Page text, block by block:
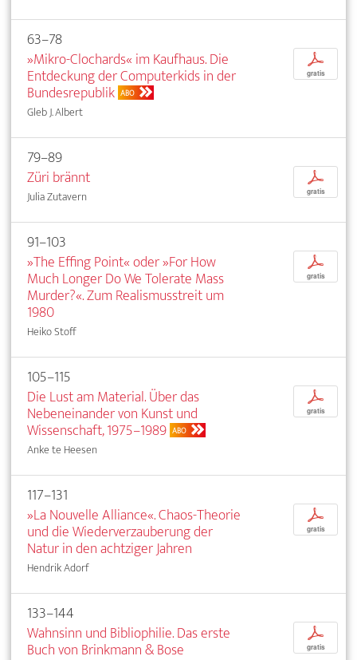
63–78
»Mikro-Clochards« im Kaufhaus. Die
Entdeckung der Computerkids in der
Bundesrepublik ABO
Gleb J. Albert
p
gratis
79–89
Züri brännt
Julia Zutavern
p
gratis
91–103
»The Effing Point« oder »For How
Much Longer Do We Tolerate Mass
Murder?«. Zum Realismusstreit um
1980
Heiko Stoff
p
gratis
105–115
Die Lust am Material. Über das
Nebeneinander von Kunst und
Wissenschaft, 1975–1989 ABO
Anke te Heesen
p
gratis
117–131
»La Nouvelle Alliance«. Chaos-Theorie
und die Wiederverzauberung der
Natur in den achtziger Jahren
Hendrik Adorf
p
gratis
133–144
Wahnsinn und Bibliophilie. Das erste
Buch von Brinkmann & Bose
p
gratis